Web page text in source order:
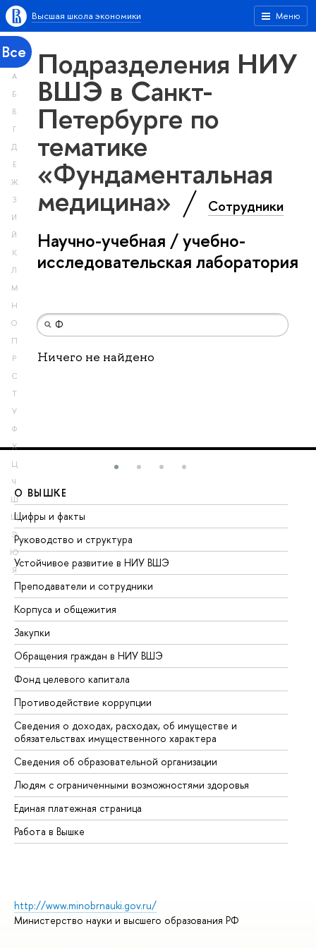
Меню
Высшая школа экономики
Все
А
Б
В
Г
Д
Е
Ж
З
И
Й
К
Л
М
Н
О
П
Р
С
Т
У
Ф
Х
Ц
Ч
Ш
Щ
Э
Ю
Я
Подразделения НИУ
ВШЭ в Санкт-
Петербурге по
тематике
«Фундаментальная
медицина» Сотрудники
Научно-учебная / учебно-
исследовательская лаборатория
Ничего не найдено
О ВЫШКЕ
Цифры и факты
Руководство и структура
Устойчивое развитие в НИУ ВШЭ
Преподаватели и сотрудники
Корпуса и общежития
Закупки
Обращения граждан в НИУ ВШЭ
Фонд целевого капитала
Противодействие коррупции
Сведения о доходах, расходах, об имуществе и
обязательствах имущественного характера
Сведения об образовательной организации
Людям с ограниченными возможностями здоровья
Единая платежная страница
Работа в Вышке
http://www.minobrnauki.gov.ru/
Министерство науки и высшего образования РФ